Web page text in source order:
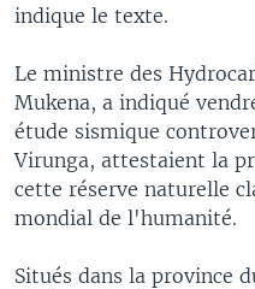
indique le texte.
Le ministre des
Mukena, a indiqué
étude sismique
Virunga, attestaient la
cette réserve naturelle
mondial de l'humanité.
Situés dans la province